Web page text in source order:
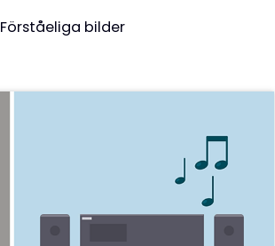
Förståeliga bilder